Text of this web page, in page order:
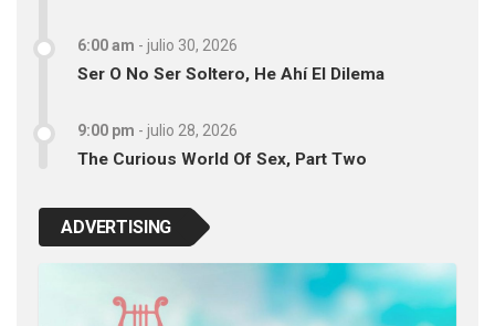
6:00 am - julio 30, 2026
Ser O No Ser Soltero, He Ahí El Dilema
9:00 pm - julio 28, 2026
The Curious World Of Sex, Part Two
ADVERTISING